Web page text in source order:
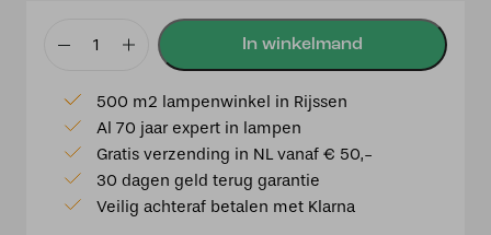
Plafondlamp
2133W
Wit
aantal
500 m2 lampenwinkel in Rijssen
Al 70 jaar expert in lampen
Gratis verzending in NL vanaf € 50,-
30 dagen geld terug garantie
Veilig achteraf betalen met Klarna